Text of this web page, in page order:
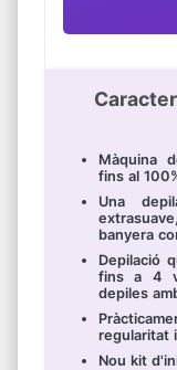
Màquina
fins al
Una
banyera
Depilació
fins a 4
depiles
regularitat
Nou kit